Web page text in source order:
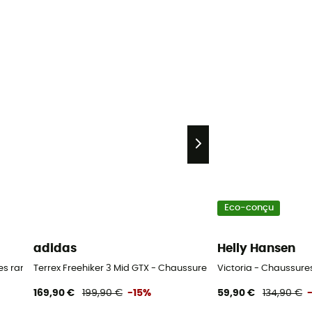
randonnée femme
adidas
Terrex Freehiker 3 Mid GTX - Chaussures randonnée femme
169,90 € 199,90 € -15%
Eco-conçu
Helly Hansen
Victoria -
59,90 € 134,90 €